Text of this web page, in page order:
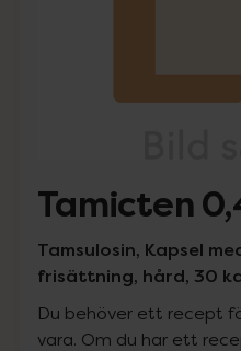
Tamicten
Tamsulosin, Kapsel
frisättning, hård, 30
Du behöver ett recept
vara. Om du har ett